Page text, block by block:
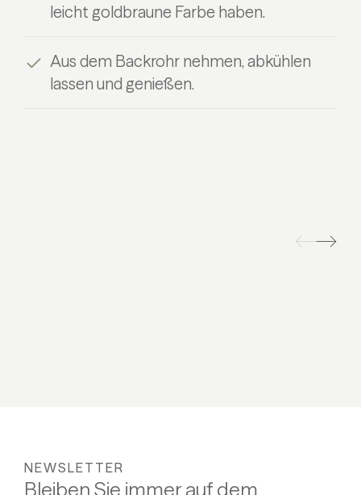
leicht goldbraune Farbe haben.
Aus dem Backrohr nehmen, abkühlen
lassen und genießen.
NEWSLETTER
Bleiben Sie immer auf dem